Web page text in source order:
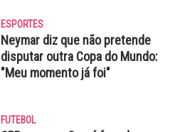
ESPORTES
Neymar diz que não pretende
disputar outra Copa do Mundo:
"Meu momento já foi"
FUTEBOL